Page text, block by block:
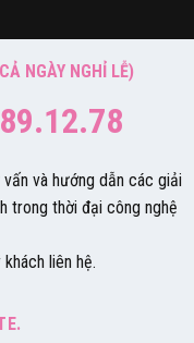
NGÀY NGHỈ LỄ)
và hướng dẫn các giải
trong thời đại công nghệ
liên hệ.